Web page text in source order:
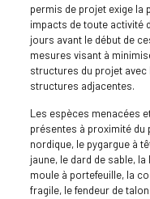
permis de projet exige la
impacts de toute activité
jours avant le début de
mesures visant à
structures du projet avec
structures adjacentes.
Les espèces menacées
présentes à proximité
nordique, le pygargue à
jaune, le dard de sable,
moule à portefeuille, la
fragile, le fendeur de